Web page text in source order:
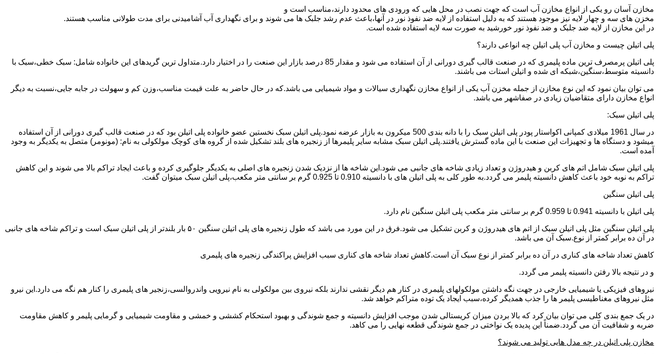
مخازن آسان رو یکی از انواع مخازن آب است که جهت نصب در محل هایی که ورودی های محدود دارند،مناسب است و
مخزن های سه و چهار لایه نیز موجود هستند که به دلیل استفاده از لایه ضد نفوذ نور در آنها،باعث عدم رشد جلبک ها می شوند و برای نگهداری آب آشامیدنی برای مدت طولانی مناسب هستند.
در این مخازن از لایه ضد جلبک و ضد نفوذ نور خورشید به صورت سه لایه استفاده شده است.
پلی اتیلن چیست و مخازن آب پلی اتیلن چه انواعی دارند؟
پلی اتیلن پرمصرف ترین ماده پلیمری که در صنعت قالب گیری دورانی از آن استفاده می شود و مقدار 85 درصد بازار این صنعت را در اختیار دارد.متداول ترین گریدهای این خانواده شامل: سبک خطی،سبک با
دانسیته متوسط،سنگین،شبکه ای شده و اتیلن استات می باشند.
می توان بیان نمود که این نوع مخازن از جمله مخزن آب یکی از انواع مخازن نگهداری سیالات و مواد شیمیایی می باشد.که در حال حاضر به علت قیمت مناسب،وزن کم و سهولت در جابه جایی،نسبت به دیگر
انواع مخازن دارای متقاضیان زیادی در صفاشهر می باشد.
پلی اتیلن سبک:
در سال 1961 میلادی کمپانی اکواستار پودر پلی اتیلن سبک را با دانه بندی 500 میکرون به بازار عرضه نمود.پلی اتیلن سبک نخستین عضو خانواده پلی اتیلن بود که در صنعت قالب گیری دورانی از آن استفاده
میشود و دستگاه ها و تجهیزات این صنعت با این ماده گسترش یافتند.پلی اتیلن سبک مشابه سایر پلیمرها از زنجیره های بلند تشکیل شده از گروه های کوچک مولکولی به نام: (مونومر) متصل به یکدیگر به وجود
آمده است.
پلی اتیلن سبک شامل اتم های کربن و هیدروژن و تعداد زیادی شاخه های جانبی می شود.این شاخه ها از نزدیک شدن زنجیره های اصلی به یکدیگر جلوگیری کرده و باعث ایجاد تراکم بالا می شوند و این کاهش
تراکم به نوبه خود باعث کاهش دانسیته پلیمر می گردد.به طور کلی به پلی اتیلن های با دانسیته 0.910 تا 0.925 گرم بر سانتی متر مکعب،پلی اتیلن سبک میتوان گفت.
پلی اتیلن سنگین
پلی اتیلن با دانسیته 0.941 تا 0.959 گرم بر سانتی متر مکعب پلی اتیلن سنگین نام دارد.
پلی اتیلن سنگین مثل پلی اتیلن سبک از اتم های هیدروژن و کربن تشکیل می شود.فرق در این مورد می باشد که طول زنجیره های پلی اتیلن سنگین ۵۰ بار بلندتر از پلی اتیلن سبک است و تراکم شاخه های جانبی
در آن ده برابر کمتر از نوع.سبک آن می باشد.
کاهش تعداد شاخه های کناری در آن ده برابر کمتر از نوع سبک آن است.کاهش تعداد شاخه های کناری سبب افزایش پراکندگی زنجیره های پلیمری
و در نتیجه بالا رفتن دانسیته پلیمر می گردد.
نیروهای فیزیکی یا شیمیایی خارجی در جهت نگه داشتن مولکولهای پلیمری در کنار هم دیگر نقشی ندارند بلکه نیروی بین مولکولی به نام نیرویی واندروالسی،زنجیر های پلیمری را کنار هم نگه می دارد.این نیرو
مثل نیروهای مغناطیسی پلیمر ها را جذب همدیگر کرده،سبب ایجاد یک توده متراکم خواهد شد.
در یک جمع بندی کلی می توان بیان کرد که بالا بردن میزان کریستالی شدن موجب افزایش دانسیته و جمع شوندگی و بهبود استحکام کششی و خمشی و مقاومت شیمیایی و گرمایی پلیمر و کاهش مقاومت
ضربه و شفافیت آن می گردد.ضمناً این پدیده یک نواختی در جمع شوندگی قطعه نهایی را می کاهد.
مخازن پلی اتیلن در چه مدل هایی تولید می شوند؟